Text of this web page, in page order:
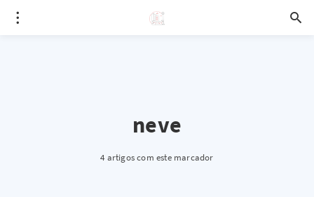
neve
4 artigos com este marcador